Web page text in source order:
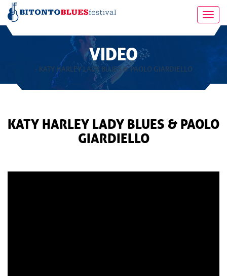
VIDEO
- KATY HARLEY LADY BLUES & PAOLO GIARDIELLO
KATY HARLEY LADY BLUES & PAOLO
GIARDIELLO